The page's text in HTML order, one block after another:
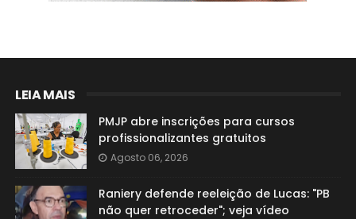
LEIA MAIS
PMJP abre inscrições para cursos
profissionalizantes gratuitos
Agosto 06, 2026
Raniery defende reeleição de Lucas: "PB
não quer retroceder"; veja vídeo